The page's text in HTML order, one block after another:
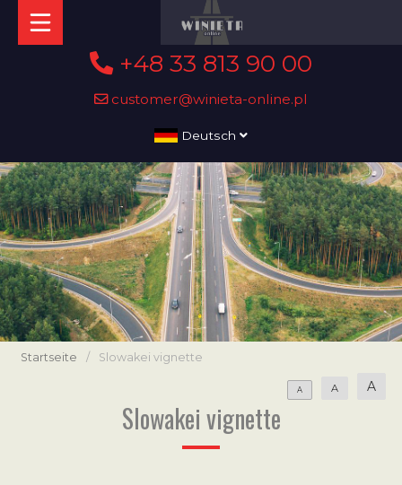
+48 33 813 90 00
customer@winieta-online.pl
Deutsch
Startseite / Slowakei vignette
A A A
Slowakei vignette